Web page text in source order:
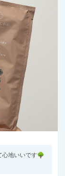
心地いいです🌳